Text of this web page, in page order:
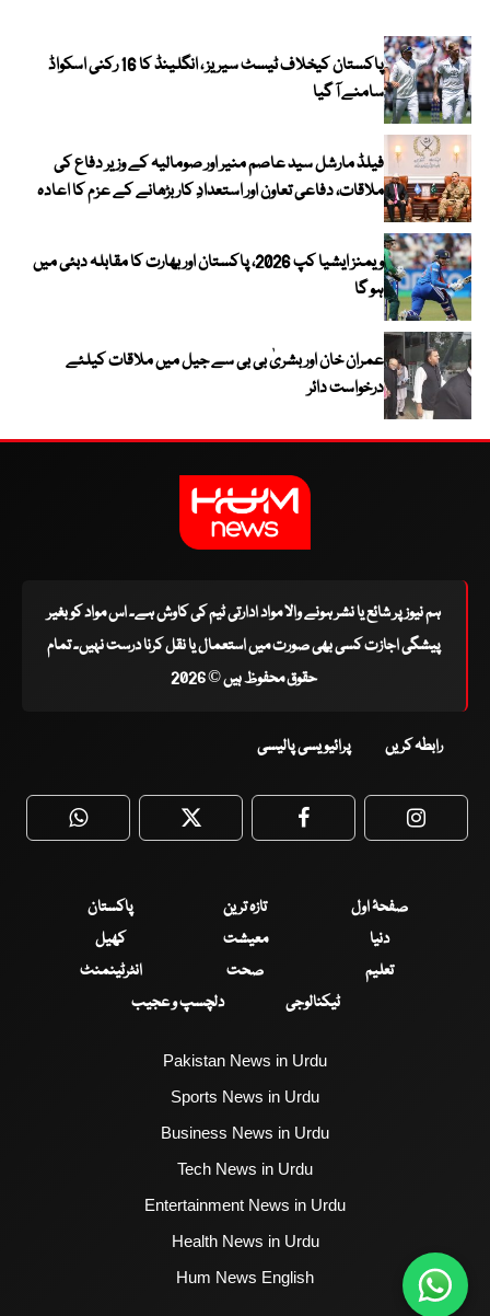
پاکستان کیخلاف ٹیسٹ سیریز ، انگلینڈ کا 16 رکنی اسکواڈ
سامنے آ گیا
فیلڈ مارشل سید عاصم منیر اور صومالیہ کے وزیر دفاع کی
ملاقات، دفاعی تعاون اور استعدادِ کار بڑھانے کے عزم کا اعادہ
ویمنز ایشیا کپ 2026، پاکستان اور بھارت کا مقابلہ دبئی میں
ہو گا
عمران خان اور بشریٰ بی بی سے جیل میں ملاقات کیلئے
درخواست دائر
ہم نیوز پر شائع یا نشر ہونے والا مواد ادارتی ٹیم کی کاوش ہے۔ اس مواد کو بغیر
پیشگی اجازت کسی بھی صورت میں استعمال یا نقل کرنا درست نہیں۔ تمام
حقوق محفوظ ہیں © 2026
رابطہ کریں پرائیویسی پالیسی
WhatsApp Twitter Facebook
صفحۂ اول تازہ ترین
پاکستان
دنیا
معیشت
کھیل
تعلیم
صحت
انٹرٹینمنٹ
ٹیکنالوجی
دلچسپ و عجیب
Pakistan News in Urdu
Sports News in Urdu
Business News in Urdu
Tech News in Urdu
Entertainment News in Urdu
Health News in Urdu
Hum News English